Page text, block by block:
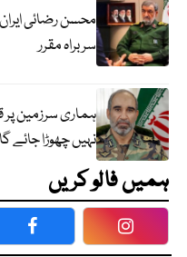
محسن رضائی
سربراہ مقرر
ہماری سرزمین پر
نہیں چھوڑا جائے گا
ہمیں فالو کریں
Facebook